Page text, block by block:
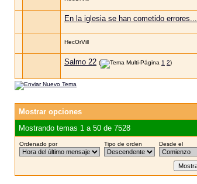
En la iglesia se han cometido errores...
HecOrVill
Salmo 22 ( 1 2)
Mostrar opciones
Mostrando temas 1 a 50 de 7528
Ordenado por Tipo de orden Desde el